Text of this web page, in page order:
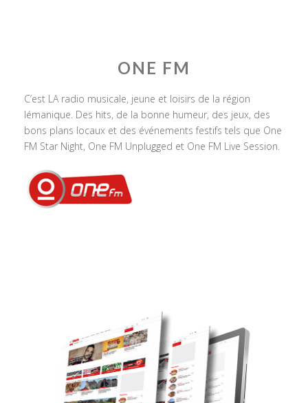
ONE FM
C’est LA radio musicale, jeune et loisirs de la région
lémanique. Des hits, de la bonne humeur, des jeux, des
bons plans locaux et des événements festifs tels que One
FM Star Night, One FM Unplugged et One FM Live Session.